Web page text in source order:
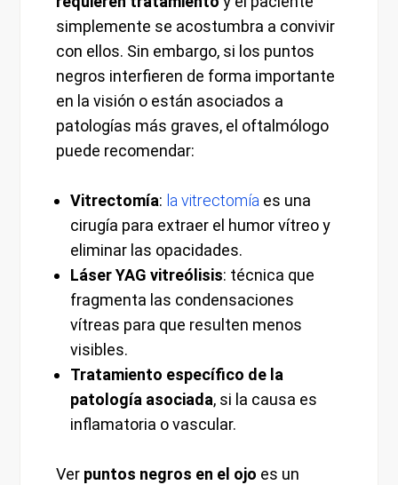
simplemente se acostumbra a convivir
con ellos. Sin embargo, si los puntos
negros interfieren de forma importante
en la visión o están asociados a
patologías más graves, el oftalmólogo
puede recomendar:
Vitrectomía: la vitrectomía es una
cirugía para extraer el humor vítreo y
eliminar las opacidades.
Láser YAG vitreólisis: técnica que
fragmenta las condensaciones
vítreas para que resulten menos
visibles.
Tratamiento específico de la
patología asociada, si la causa es
inflamatoria o vascular.
Ver puntos negros en el ojo es un